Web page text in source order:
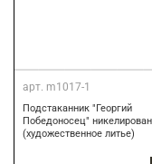
арт. m1017-1
Подстаканник "Георгий
Победоносец"
(художественное литье)